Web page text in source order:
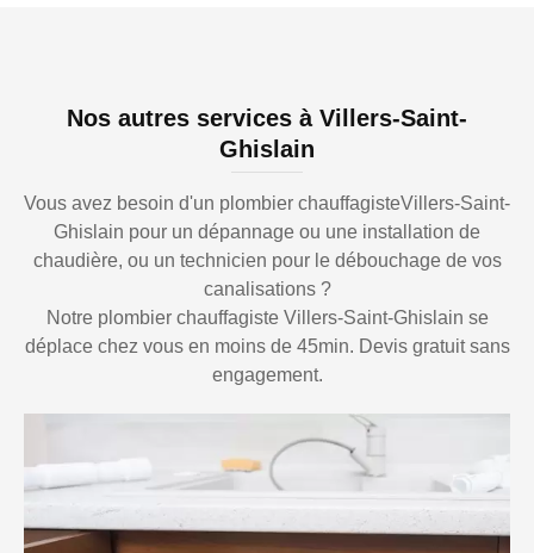
Nos autres services à Villers-Saint-
Ghislain
Vous avez besoin d'un plombier chauffagisteVillers-Saint-
Ghislain pour un dépannage ou une installation de
chaudière, ou un technicien pour le débouchage de vos
canalisations ?
Notre plombier chauffagiste Villers-Saint-Ghislain se
déplace chez vous en moins de 45min. Devis gratuit sans
engagement.